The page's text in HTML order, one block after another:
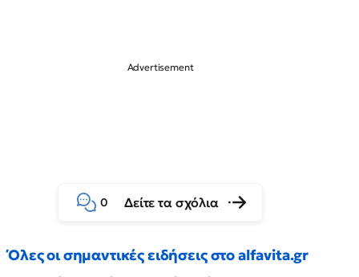
0 Δείτε τα σχόλια
Όλες οι σημαντικές ειδήσεις στο alfavita.gr